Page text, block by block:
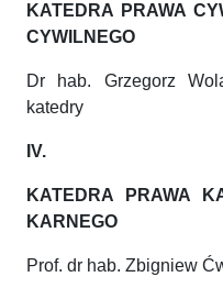
KATEDRA PRAWA
CYWILNEGO
Dr hab. Grzegorz
katedry
IV.
KATEDRA PRAWA
KARNEGO
Prof. dr hab. Zbigniew